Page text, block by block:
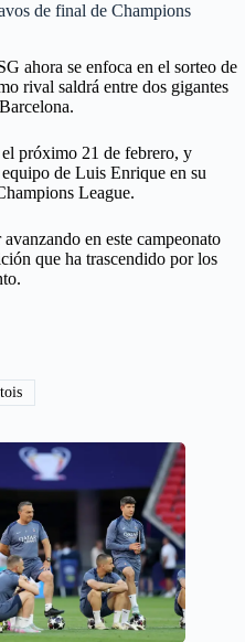
de final de Champions
ahora se enfoca en el sorteo de
rival saldrá entre dos gigantes
próximo 21 de febrero, y
de Luis Enrique en su
League.
en este campeonato
que ha trascendido por los